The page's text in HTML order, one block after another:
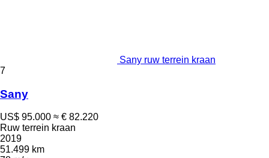
Sany ruw terrein kraan
7
Sany
US$ 95.000 ≈ € 82.220
Ruw terrein kraan
2019
51.499 km